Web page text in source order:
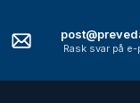
Rask svar på